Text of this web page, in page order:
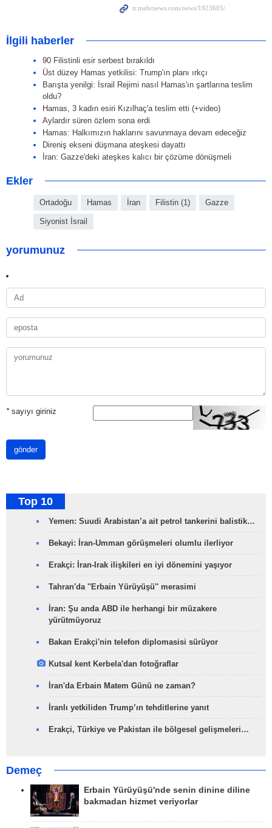
İlgili haberler
90 Filistinli esir serbest bırakıldı
Üst düzey Hamas yetkilisi: Trump'ın planı ırkçı
Barışta yenilgi: İsrail Rejimi nasıl Hamas'ın şartlarına teslim
oldu?
Hamas, 3 kadın esiri Kızılhaç'a teslim etti (+video)
Aylardır süren özlem sona erdi
Hamas: Halkımızın haklarını savunmaya devam edeceğiz
Direniş ekseni düşmana ateşkesi dayattı
İran: Gazze'deki ateşkes kalıcı bir çözüme dönüşmeli
Ekler
Ortadoğu Hamas İran Filistin (1) Gazze
Siyonist İsrail
yorumunuz
*sayıyı giriniz
gönder
Top 10
Yemen: Suudi Arabistan’a ait petrol tankerini balistik…
Bekayi: İran-Umman görüşmeleri olumlu ilerliyor
Erakçi: İran-Irak ilişkileri en iyi dönemini yaşıyor
Tahran'da ''Erbain Yürüyüşü'' merasimi
İran: Şu anda ABD ile herhangi bir müzakere
yürütmüyoruz
Bakan Erakçi'nin telefon diplomasisi sürüyor
Kutsal kent Kerbela'dan fotoğraflar
İran'da Erbain Matem Günü ne zaman?
İranlı yetkiliden Trump’ın tehditlerine yanıt
Erakçi, Türkiye ve Pakistan ile bölgesel gelişmeleri…
Demeç
Erbain Yürüyüşü'nde senin dinine diline
bakmadan hizmet veriyorlar